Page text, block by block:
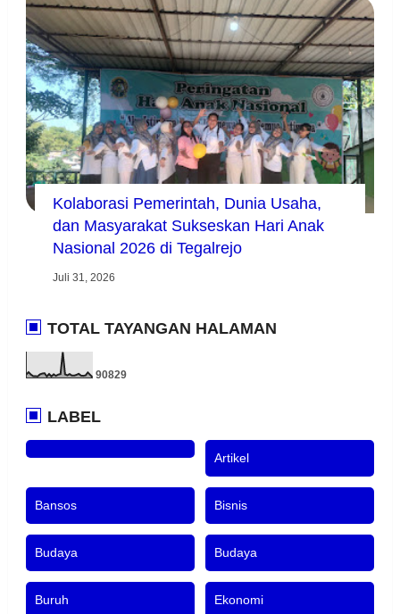
Kolaborasi Pemerintah, Dunia Usaha,
dan Masyarakat Sukseskan Hari Anak
Nasional 2026 di Tegalrejo
Juli 31, 2026
TOTAL TAYANGAN HALAMAN
90829
LABEL
Artikel
Bansos Bisnis
Budaya Budaya
Buruh Ekonomi